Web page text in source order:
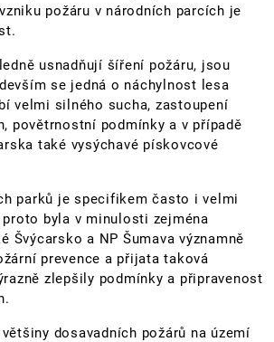
požáru v národních parcích je
usnadňují šíření požáru, jsou
se jedná o náchylnost lesa
velmi silného sucha, zastoupení
povětrnostní podmínky a v případě
také vysýchavé pískovcové
parků je specifikem často i velmi
byla v minulosti zejména
Švýcarsko a NP Šumava významně
prevence a přijata taková
zlepšily podmínky a připravenost
dosavadních požárů na území